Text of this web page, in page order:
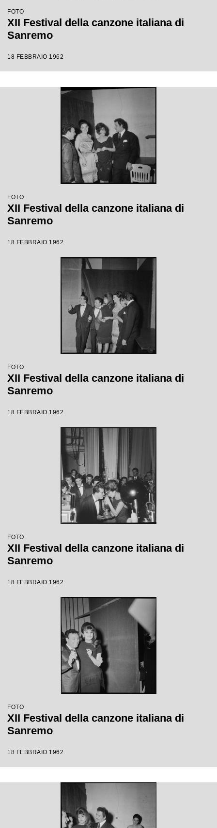
FOTO
XII Festival della canzone italiana di
Sanremo
18 FEBBRAIO 1962
FOTO
XII Festival della canzone italiana di
Sanremo
18 FEBBRAIO 1962
FOTO
XII Festival della canzone italiana di
Sanremo
18 FEBBRAIO 1962
FOTO
XII Festival della canzone italiana di
Sanremo
18 FEBBRAIO 1962
FOTO
XII Festival della canzone italiana di
Sanremo
18 FEBBRAIO 1962